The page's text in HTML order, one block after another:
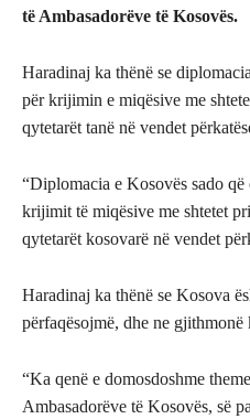
të Ambasadorëve të Kosovës.
Haradinaj ka thënë se
për krijimin e miqësive me
qytetarët tanë në vendet
“Diplomacia e Kosovës sado që
krijimit të miqësive me shtetet
qytetarët kosovarë në vendet
Haradinaj ka thënë se Kosova
përfaqësojmë, dhe ne gjithmonë
“Ka qenë e domosdoshme
Ambasadorëve të Kosovës, së